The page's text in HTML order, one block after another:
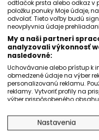
odtlačok prsta alebo odkaz v
položku ponuky Moje údaje,
odvolať. Tieto voľby budú
neovplyvnia údaje
My a naši partneri
analyzovali výkonnosť
nasledovné:
Uchovávanie alebo prístup k
obmedzené údaje na výber
personalizovanú reklamu.
reklamy. Vytvoriť profily na
výber prispôsobeného
štatistík alebo spájania
zlepšovanie služieb. Použitie
obsahu.
Nastavenia